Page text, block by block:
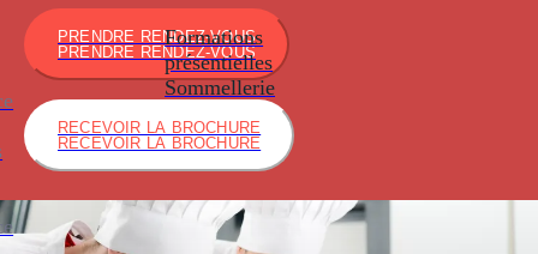
Formations
présentielles
Sommellerie
PRENDRE RENDEZ-VOUS
PRENDRE RENDEZ-VOUS
RECEVOIR LA BROCHURE
RECEVOIR LA BROCHURE